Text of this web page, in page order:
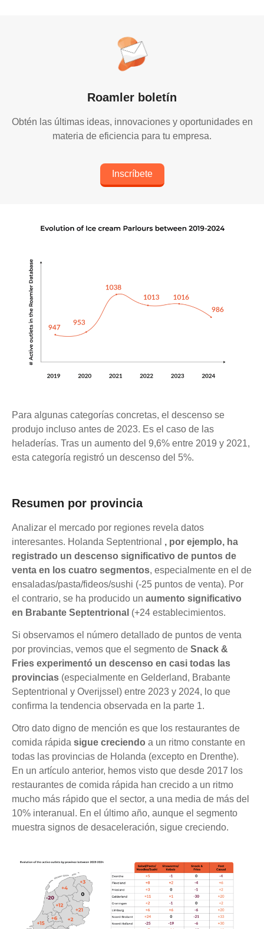
Roamler boletín
Obtén las últimas ideas, innovaciones y oportunidades en
materia de eficiencia para tu empresa.
Inscríbete
Para algunas categorías concretas, el descenso se
produjo incluso antes de 2023. Es el caso de las
heladerías. Tras un aumento del 9,6% entre 2019 y 2021,
esta categoría registró un descenso del 5%.
Resumen por provincia
Analizar el mercado por regiones revela datos
interesantes. Holanda Septentrional , por ejemplo, ha
registrado un descenso significativo de puntos de
venta en los cuatro segmentos, especialmente en el de
ensaladas/pasta/fideos/sushi (-25 puntos de venta). Por
el contrario, se ha producido un aumento significativo
en Brabante Septentrional (+24 establecimientos.
Si observamos el número detallado de puntos de venta
por provincias, vemos que el segmento de Snack &
Fries experimentó un descenso en casi todas las
provincias (especialmente en Gelderland, Brabante
Septentrional y Overijssel) entre 2023 y 2024, lo que
confirma la tendencia observada en la parte 1.
Otro dato digno de mención es que los restaurantes de
comida rápida sigue creciendo a un ritmo constante en
todas las provincias de Holanda (excepto en Drenthe).
En un artículo anterior, hemos visto que desde 2017 los
restaurantes de comida rápida han crecido a un ritmo
mucho más rápido que el sector, a una media de más del
10% interanual. En el último año, aunque el segmento
muestra signos de desaceleración, sigue creciendo.